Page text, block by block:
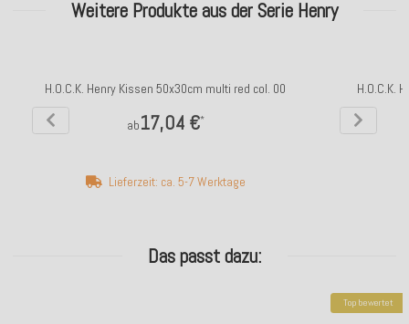
Weitere Produkte aus der Serie Henry
H.O.C.K. Henry Kissen 50x30cm multi red col. 00
ab17,04 €*
Lieferzeit: ca. 5-7 Werktage
H.O.C.K.
Das passt dazu:
Top bewertet